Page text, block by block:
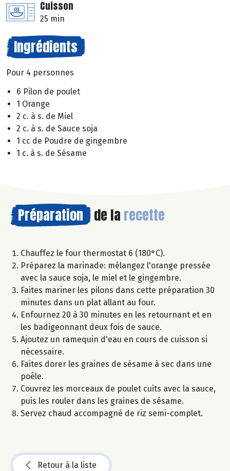
Cuisson
25 min
Ingrédients
Pour 4 personnes
6 Pilon de poulet
1 Orange
2 c. à s. de Miel
2 c. à s. de Sauce soja
1 cc de Poudre de gingembre
1 c. à s. de Sésame
Préparation de la recette
Chauffez le four thermostat 6 (180°C).
Préparez la marinade: mélangez l'orange pressée
avec la sauce soja, le miel et le gingembre.
Faites mariner les pilons dans cette préparation 30
minutes dans un plat allant au four.
Enfournez 20 à 30 minutes en les retournant et en
les badigeonnant deux fois de sauce.
Ajoutez un ramequin d'eau en cours de cuisson si
nécessaire.
Faites dorer les graines de sésame à sec dans une
poêle.
Couvrez les morceaux de poulet cuits avec la sauce,
puis les rouler dans les graines de sésame.
Servez chaud accompagné de riz semi-complet.
Retour à la liste